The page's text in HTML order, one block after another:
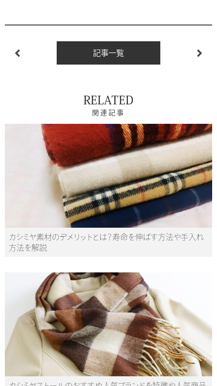
記事一覧
RELATED
関連記事
カシミヤ素材のデメリットとは？寿命を伸ばす方法や手入れ
方法を解説